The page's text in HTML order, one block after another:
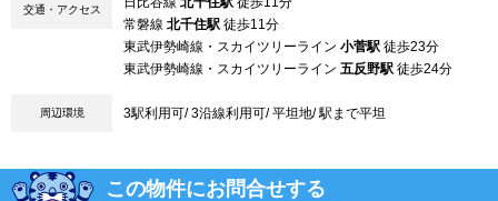
交通・アクセス
常磐線 北千住駅 徒歩11分
東武伊勢崎線・スカイツリーライン 小菅駅 徒歩23分
東武伊勢崎線・スカイツリーライン 五反野駅 徒歩24分
周辺環境 3駅利用可/ 3沿線利用可/ 平坦地/ 駅まで平坦
この物件にお問合せする